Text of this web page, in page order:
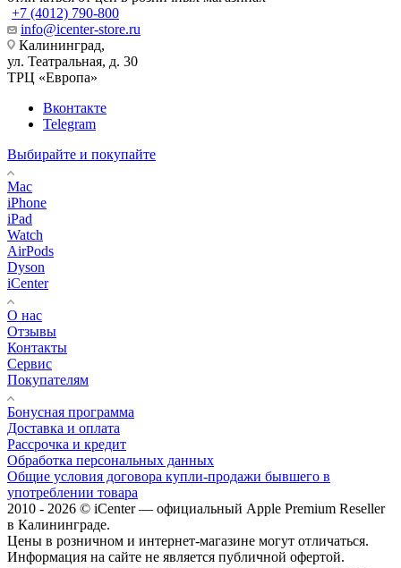
+7 (4012) 790-800
info@icenter-store.ru
Калининград,
ул. Театральная, д. 30
ТРЦ «Европа»
Вконтакте
Telegram
Выбирайте и покупайте
Mac
iPhone
iPad
Watch
AirPods
Dyson
iCenter
О нас
Отзывы
Контакты
Сервис
Покупателям
Бонусная программа
Доставка и оплата
Рассрочка и кредит
Обработка персональных данных
Общие условия договора купли-продажи бывшего в
употреблении товара
2010 - 2026 © iCenter — официальный Apple Premium Reseller
в Калининграде.
Цены в розничном и интернет-магазине могут отличаться.
Информация на сайте не является публичной офертой.